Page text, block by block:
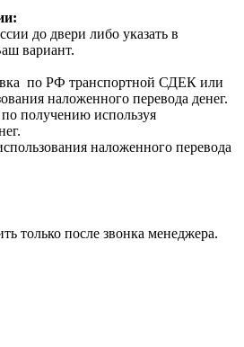
до двери либо указать в
вариант.
по РФ транспортной СДЕК или
наложенного перевода денег.
получению используя
наложенного перевода
только после звонка менеджера.